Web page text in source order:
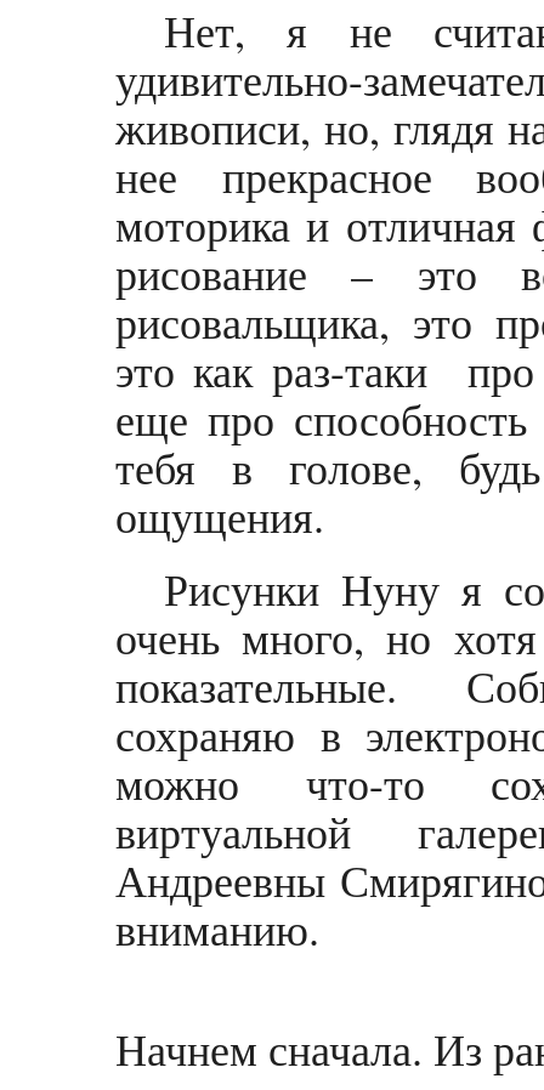
Нет, я не
удивительно-
живописи, но, глядя
нее прекрасное
моторика и отличная
рисование – это
рисовальщика, это
это как раз-таки
еще про
тебя в голове,
ощущения.
Рисунки Нуну я
очень много, но
показательные.
сохраняю в
можно что-то
виртуальной
Андреевны
вниманию.
Начнем сначала. Из